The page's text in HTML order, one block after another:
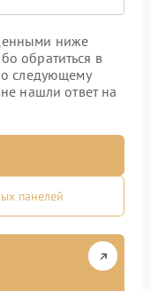
ниже
обратиться в
следующему
нашли ответ на
панелей